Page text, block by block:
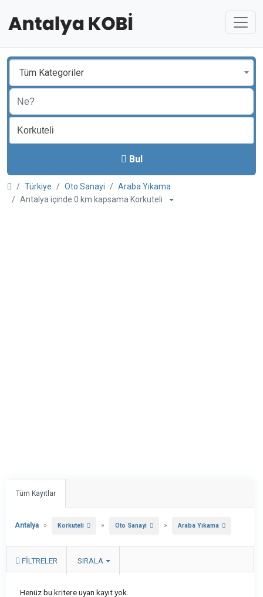
Tüm Kategoriler
Bul
Türkiye Oto Sanayi
Araba Yıkama
Antalya içinde 0 km kapsama Korkuteli
Tüm Kayıtlar
Antalya » Korkuteli » Oto Sanayi » Araba Yıkama
FILTRELER SIRALA
Henüz bu kritere uyan kayıt yok.